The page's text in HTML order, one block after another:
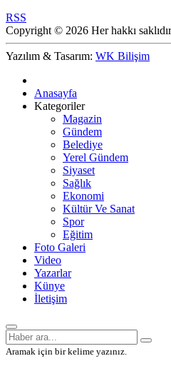
RSS
Copyright © 2026 Her hakkı
Yazılım & Tasarım: WK Bilişim
Anasayfa
Kategoriler
Magazin
Gündem
Belediye
Yerel Gündem
Siyaset
Sağlık
Ekonomi
Kültür Ve Sanat
Spor
Eğitim
Foto Galeri
Video
Yazarlar
Künye
İletişim
Aramak için bir kelime yazınız.